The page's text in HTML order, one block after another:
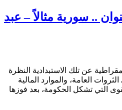
.. سورية مثالاً – عبد
عن تلك الاستبدادية النظرة
العامة، والموارد المالية
التي تشكل الحكومة، بعد فوزها